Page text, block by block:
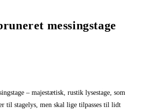
messingstage
– majestætisk, rustik lysestage, som
til stagelys, men skal lige tilpasses til lidt